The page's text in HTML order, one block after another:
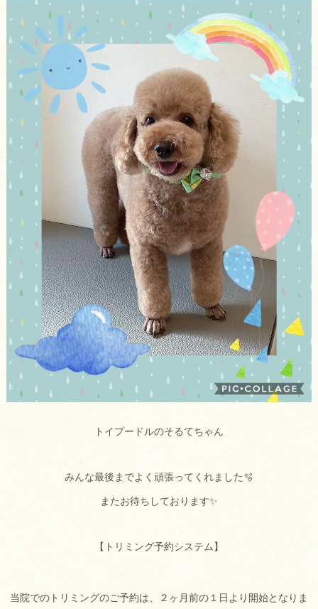
トイプードルのそるてちゃん
みんな最後までよく頑張ってくれました🫧
またお待ちしております✨
【トリミング予約システム】
当院でのトリミングのご予約は、２ヶ月前の１日より開始となりま